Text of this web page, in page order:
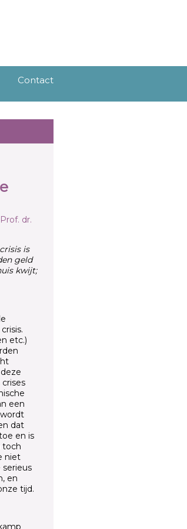
Contact
dr.
is
geld
kwijt;
etc.)
een
dat
en is
toch
niet
en
tijd.